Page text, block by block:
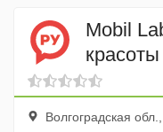
Mobil
красоты
Волгоградская